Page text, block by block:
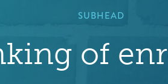
SUBHEAD
of